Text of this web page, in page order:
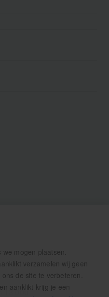
mogen plaatsen.
verzamelen wij geen
de site te verbeteren.
aanklikt krijg je een
13.00u